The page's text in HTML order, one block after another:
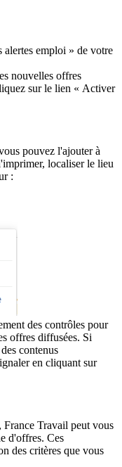
emploi » de votre
nouvelles offres
sur le lien « Activer
pouvez l'ajouter à
localiser le lieu
:
des contrôles pour
offres diffusées. Si
contenus
en cliquant sur
France Travail peut vous
d'offres. Ces
des critères que vous